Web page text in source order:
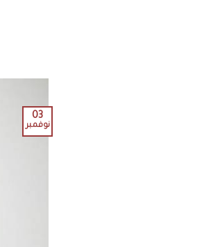
03
نوفمبر